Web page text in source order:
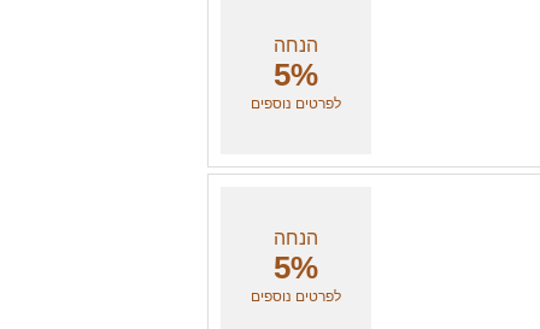
הנחה
5%
לפרטים נוספים
הנחה
5%
לפרטים נוספים